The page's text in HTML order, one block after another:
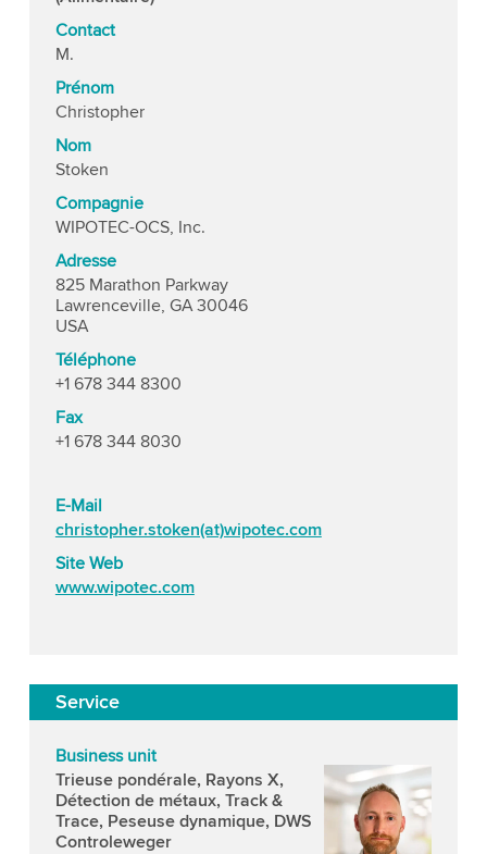
Contact
M.
Prénom
Christopher
Nom
Stoken
Compagnie
WIPOTEC-OCS, Inc.
Adresse
825 Marathon Parkway
Lawrenceville, GA 30046
USA
Téléphone
+1 678 344 8300
Fax
+1 678 344 8030
E-Mail
christopher.stoken(at)wipotec.com
Site Web
www.wipotec.com
Service
Business unit
Trieuse pondérale, Rayons X,
Détection de métaux, Track &
Trace, Peseuse dynamique, DWS
Controleweger